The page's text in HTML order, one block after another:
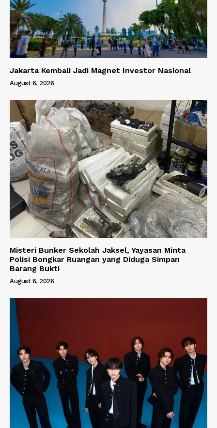
Jakarta Kembali Jadi Magnet Investor Nasional
August 6, 2026
Misteri Bunker Sekolah Jaksel, Yayasan Minta
Polisi Bongkar Ruangan yang Diduga Simpan
Barang Bukti
August 6, 2026